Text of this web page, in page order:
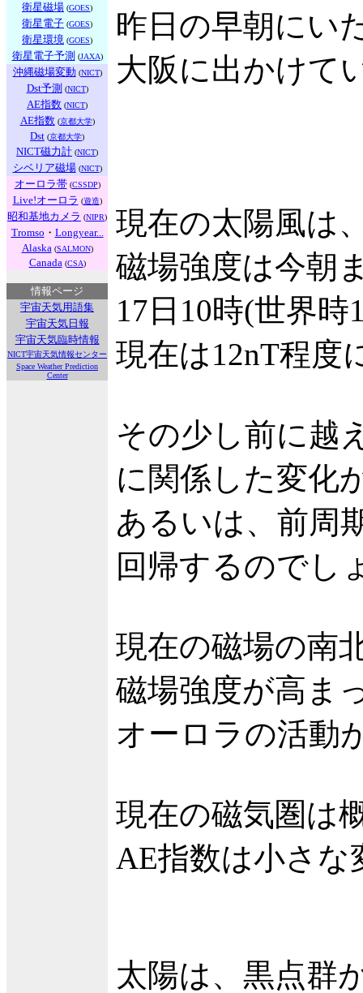
衛星磁場 (GOES)
衛星電子 (GOES)
衛星環境 (GOES)
衛星電子予測 (JAXA)
沖縄磁場変動 (NICT)
Dst予測 (NICT)
AE指数 (NICT)
AE指数(京都大学)
Dst (京都大学)
NICT磁力計 (NICT)
シベリア磁場(NICT)
オーロラ帯(CSSDP)
Live!オーロラ (遊造)
昭和基地カメラ (NIPR)
Tromso ・ Longyear...
Alaska (SALMON)
Canada (CSA)
情報ページ
宇宙天気用語集
宇宙天気日報
宇宙天気臨時情報
NICT宇宙天気情報センター
Space Weather Prediction
Center
昨日の早朝にい
大阪に出かけて
現在の太陽風は
磁場強度は今朝
17日10時(世界
現在は12nT程度
その少し前に越
に関係した変化
あるいは、前周
回帰するのでし
現在の磁場の南
磁場強度が高ま
オーロラの活動
現在の磁気圏は
AE指数は小さな
太陽は、黒点群